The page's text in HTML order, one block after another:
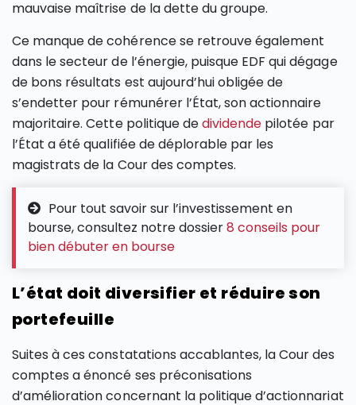
mauvaise maîtrise de la dette du groupe.
Ce manque de cohérence se retrouve également
dans le secteur de l’énergie, puisque EDF qui dégage
de bons résultats est aujourd’hui obligée de
s’endetter pour rémunérer l’État, son actionnaire
majoritaire. Cette politique dedividende pilotée par
l’État a été qualifiée de déplorable par les
magistrats de la Cour des comptes.
Pour tout savoir sur l’investissement en
bourse, consultez notre dossier8 conseils pour
bien débuter en bourse
L’état doit diversifier et réduire son
portefeuille
Suites à ces constatations accablantes, la Cour des
comptes a énoncé ses préconisations
d’amélioration concernant la politique d’actionnariat